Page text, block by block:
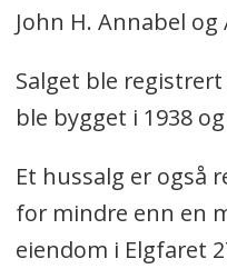
John H. Annabel
Salget ble
ble bygget i 1938
Et hussalg er også
for mindre enn en
eiendom i Elgfaret